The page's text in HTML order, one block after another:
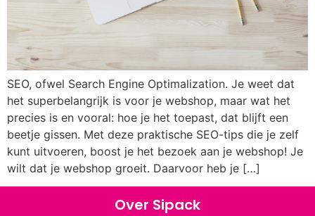
SEO, ofwel Search Engine Optimalization. Je weet dat
het superbelangrijk is voor je webshop, maar wat het
precies is en vooral: hoe je het toepast, dat blijft een
beetje gissen. Met deze praktische SEO-tips die je zelf
kunt uitvoeren, boost je het bezoek aan je webshop! Je
wilt dat je webshop groeit. Daarvoor heb je […]
Over Sipack